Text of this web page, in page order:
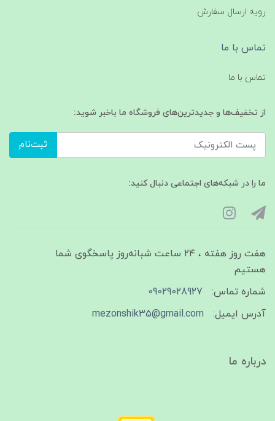
رویه ارسال سفارش
تماس با ما
تماس با ما
از تخفیف‌ها و جدیدترین‌های فروشگاه ما باخبر شوید:
ثبت‌نام
ما را در شبکه‌های اجتماعی دنبال کنید:
هفت روز هفته ، ۲۴ ساعت شبانه‌روز پاسخگوی شما
هستیم
شماره تماس:
09029028927
آدرس ایمیل:
mezonshik35@gmail.com
درباره ما